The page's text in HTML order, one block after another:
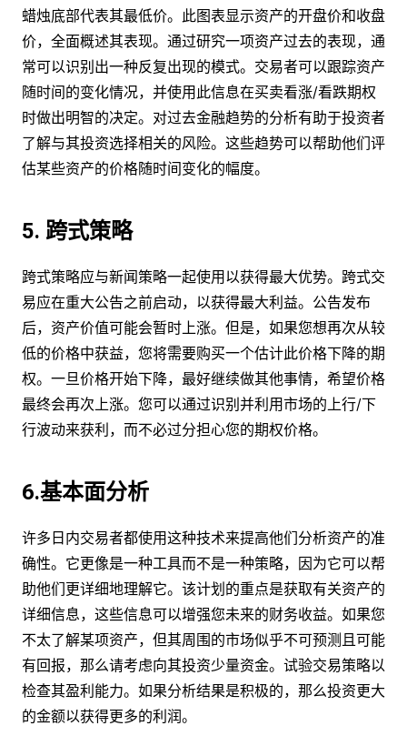
蜡烛底部代表其最低价。此图表显示资产的开盘价和收盘
价，全面概述其表现。通过研究一项资产过去的表现，通
常可以识别出一种反复出现的模式。交易者可以跟踪资产
随时间的变化情况，并使用此信息在买卖看涨/看跌期权
时做出明智的决定。对过去金融趋势的分析有助于投资者
了解与其投资选择相关的风险。这些趋势可以帮助他们评
估某些资产的价格随时间变化的幅度。
5. 跨式策略
跨式策略应与新闻策略一起使用以获得最大优势。跨式交
易应在重大公告之前启动，以获得最大利益。公告发布
后，资产价值可能会暂时上涨。但是，如果您想再次从较
低的价格中获益，您将需要购买一个估计此价格下降的期
权。一旦价格开始下降，最好继续做其他事情，希望价格
最终会再次上涨。您可以通过识别并利用市场的上行/下
行波动来获利，而不必过分担心您的期权价格。
6.基本面分析
许多日内交易者都使用这种技术来提高他们分析资产的准
确性。它更像是一种工具而不是一种策略，因为它可以帮
助他们更详细地理解它。该计划的重点是获取有关资产的
详细信息，这些信息可以增强您未来的财务收益。如果您
不太了解某项资产，但其周围的市场似乎不可预测且可能
有回报，那么请考虑向其投资少量资金。试验交易策略以
检查其盈利能力。如果分析结果是积极的，那么投资更大
的金额以获得更多的利润。